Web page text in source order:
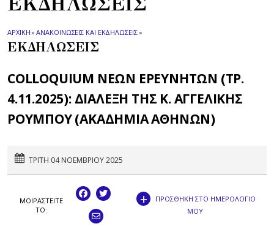
ΑΡΧΙΚΗ» ΑΝΑΚΟΙΝΩΣΕΙΣ ΚΑΙ ΕΚΔΗΛΩΣΕΙΣ»
ΕΚΔΗΛΩΣΕΙΣ
COLLOQUIUM ΝΕΩΝ ΕΡΕΥΝΗΤΩΝ (ΤΡ.
4.11.2025): ΔΙΑΛΕΞΗ ΤΗΣ Κ. ΑΓΓΕΛΙΚΗΣ
ΡΟΥΜΠΟΥ (ΑΚΑΔΗΜΙΑ ΑΘΗΝΩΝ)
ΤΡΙΤΗ 04 ΝΟΕΜΒΡΙΟΥ 2025
ΜΟΙΡΑΣΤEIΤΕ
ΤΟ:
+
ΠΡΟΣΘΗΚΗ ΣΤΟ ΗΜΕΡΟΛΟΓΙΟ
ΜΟΥ